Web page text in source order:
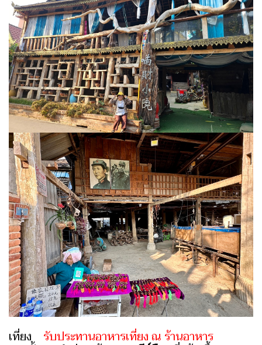
เที่ยง รับประทานอาหารเที่ยง ณ ร้านอาหาร